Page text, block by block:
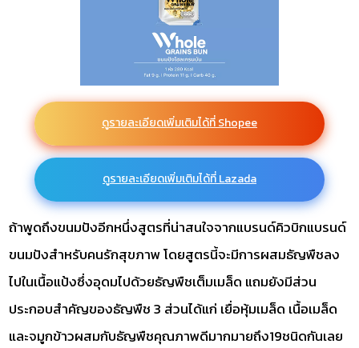
ดูรายละเอียดเพิ่มเติมได้ที่ Shopee
ดูรายละเอียดเพิ่มเติมได้ที่ Lazada
ถ้าพูดถึงขนมปังอีกหนึ่งสูตรที่น่าสนใจจากแบรนด์คิวบิกแบรนด์
ขนมปังสำหรับคนรักสุขภาพ โดยสูตรนี้จะมีการผสมธัญพืชลง
ไปในเนื้อแป้งซึ่งอุดมไปด้วยธัญพืชเต็มเมล็ด แถมยังมีส่วน
ประกอบสำคัญของธัญพืช 3 ส่วนได้แก่ เยื่อหุ้มเมล็ด เนื้อเมล็ด
และจมูกข้าวผสมกับธัญพืชคุณภาพดีมากมายถึง19ชนิดกันเลย